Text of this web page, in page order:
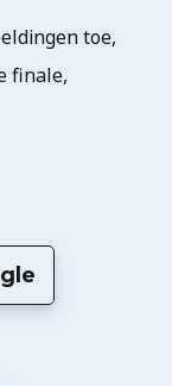
toe,
finale,